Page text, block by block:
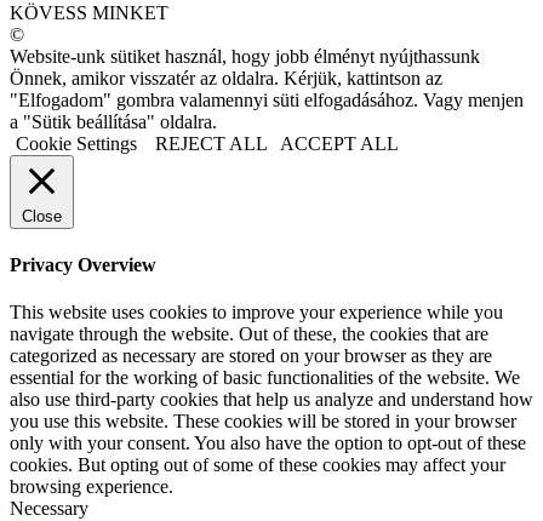
KÖVESS MINKET
©
Website-unk sütiket használ, hogy jobb élményt nyújthassunk
Önnek, amikor visszatér az oldalra. Kérjük, kattintson az
"Elfogadom" gombra valamennyi süti elfogadásához. Vagy menjen
a "Sütik beállítása" oldalra.
Cookie Settings
REJECT ALL ACCEPT ALL
Close
Privacy Overview
This website uses cookies to improve your experience while you
navigate through the website. Out of these, the cookies that are
categorized as necessary are stored on your browser as they are
essential for the working of basic functionalities of the website. We
also use third-party cookies that help us analyze and understand how
you use this website. These cookies will be stored in your browser
only with your consent. You also have the option to opt-out of these
cookies. But opting out of some of these cookies may affect your
browsing experience.
Necessary